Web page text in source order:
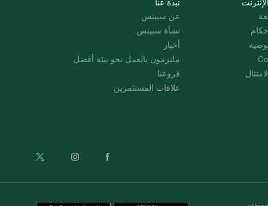
نبذة عنا
عن سبينس
نشأة سبينس
أخبار
ملتزمون بالعمل نحو بيئة أفضل
فروعنا
علاقات المستثمرين